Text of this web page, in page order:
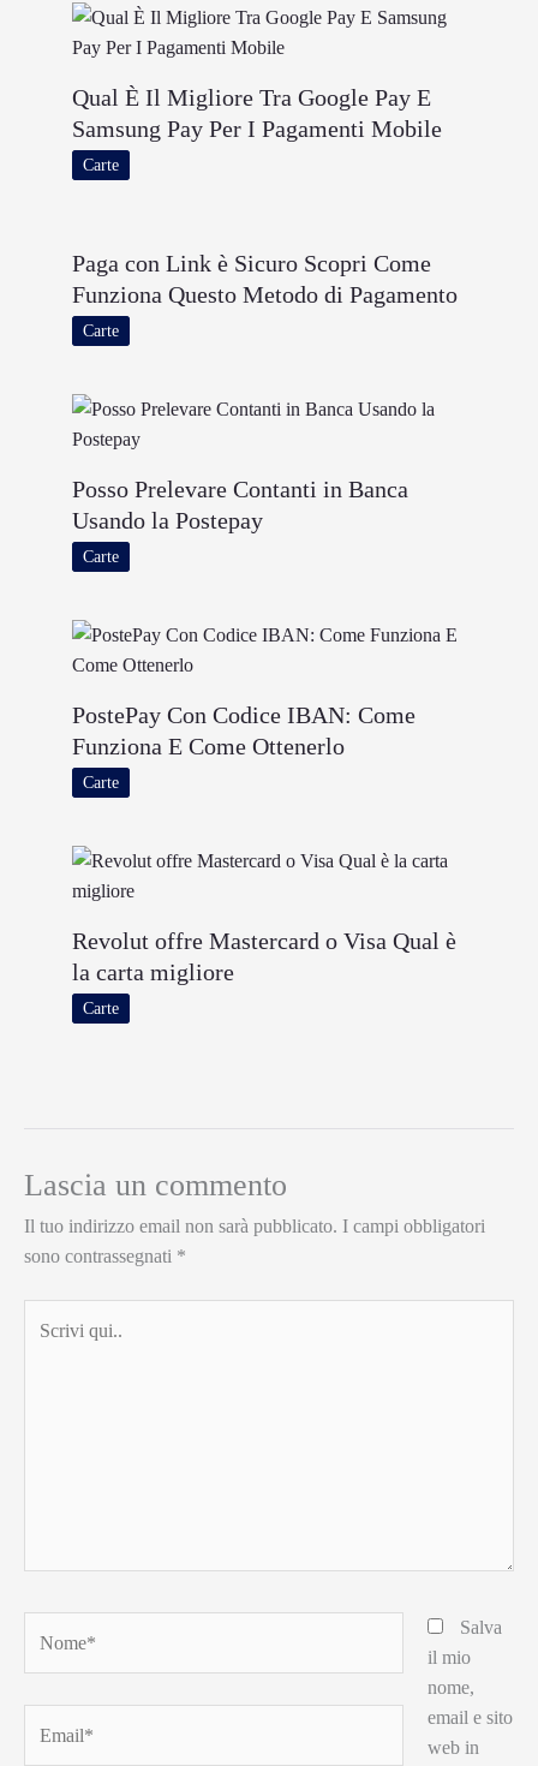
Qual È Il Migliore Tra Google Pay E
Samsung Pay Per I Pagamenti Mobile
Carte
Paga con Link è Sicuro Scopri Come
Funziona Questo Metodo di Pagamento
Carte
Posso Prelevare Contanti in Banca
Usando la Postepay
Carte
PostePay Con Codice IBAN: Come
Funziona E Come Ottenerlo
Carte
Revolut offre Mastercard o Visa Qual è
la carta migliore
Carte
Lascia un commento
Il tuo indirizzo email non sarà pubblicato. I campi obbligatori
sono contrassegnati *
qui..
Salva
il mio
nome,
email e sito
web in